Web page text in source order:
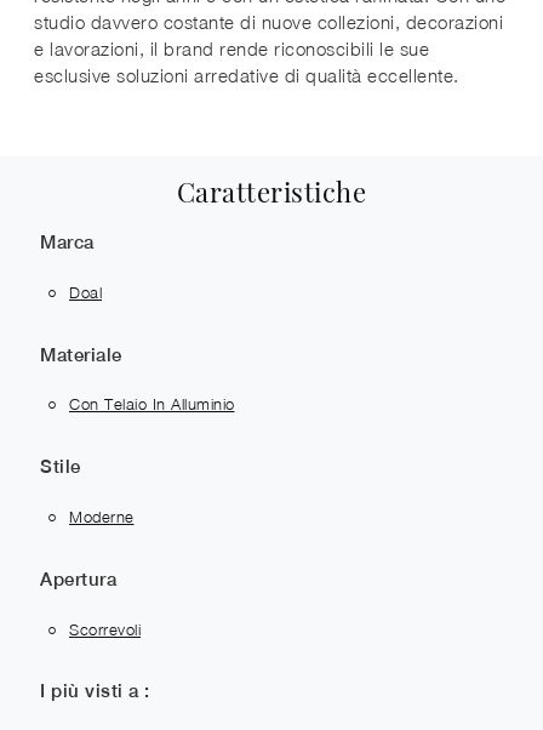
studio davvero costante di nuove collezioni, decorazioni
e lavorazioni, il brand rende riconoscibili le sue
esclusive soluzioni arredative di qualità eccellente.
Caratteristiche
Marca
Doal
Materiale
Con Telaio In Alluminio
Stile
Moderne
Apertura
Scorrevoli
I più visti a :